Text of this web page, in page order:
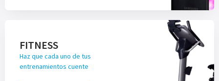
FITNESS
Haz que cada uno de tus
entrenamientos cuente